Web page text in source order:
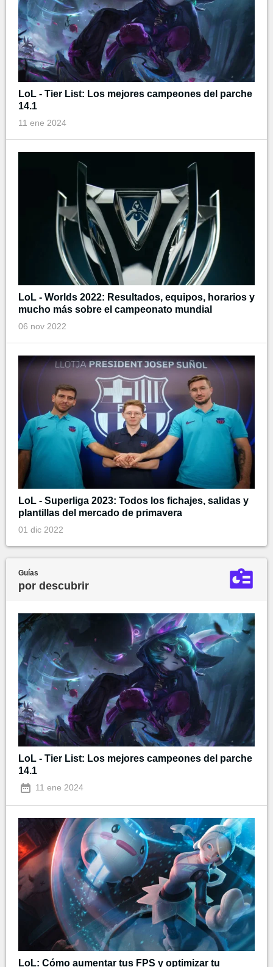
LoL - Tier List: Los mejores campeones del parche
14.1
11 ene 2024
LoL - Worlds 2022: Resultados, equipos, horarios y
mucho más sobre el campeonato mundial
06 nov 2022
LoL - Superliga 2023: Todos los fichajes, salidas y
plantillas del mercado de primavera
01 dic 2022
Guías
por descubrir
LoL - Tier List: Los mejores campeones del parche
14.1
11 ene 2024
LoL: Cómo aumentar tus FPS y optimizar tu